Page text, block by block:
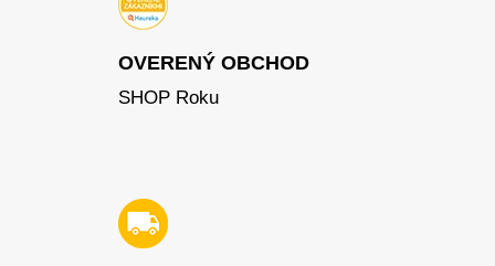
OVERENÝ OBCHOD
SHOP Roku